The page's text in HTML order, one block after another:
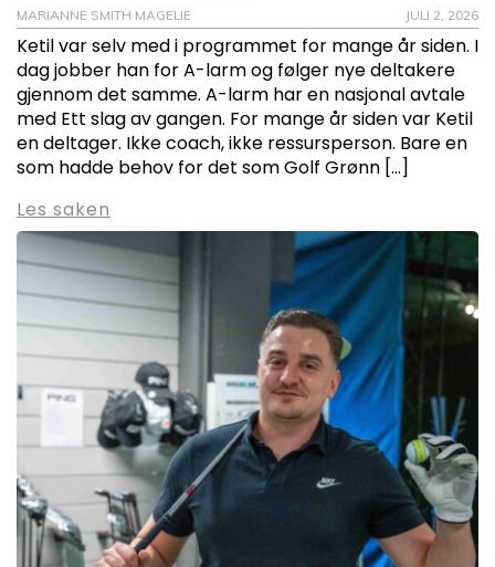
MARIANNE SMITH MAGELIE JULI 2, 2026
Ketil var selv med i programmet for mange år siden. I
dag jobber han for A-larm og følger nye deltakere
gjennom det samme. A-larm har en nasjonal avtale
med Ett slag av gangen. For mange år siden var Ketil
en deltager. Ikke coach, ikke ressursperson. Bare en
som hadde behov for det som Golf Grønn […]
Les saken